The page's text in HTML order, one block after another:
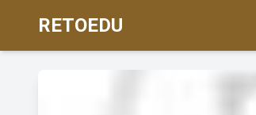
RETOEDU